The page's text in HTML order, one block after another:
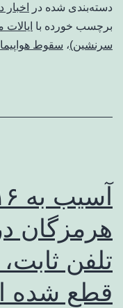
دسته‌بندی شده در
برچسب خورده با
سرنشین)، سقوط هواپیما
هرمزگان
تلفن
‌قطع شده